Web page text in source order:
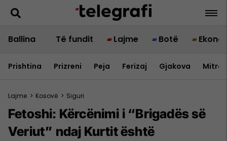
Ballina Të fundit Lajme Botë
Prishtina Prizreni Peja Ferizaj Gjakova
Lajme > Kosovë > Siguri
Fetoshi: Kërcënimi i “Brigadës së
Veriut” ndaj Kurtit është